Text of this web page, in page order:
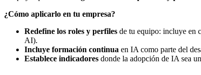
¿Cómo aplicarlo en tu empresa?
Redefine los roles y perfiles de tu equipo: incluye en
AI).
Incluye formación continua en IA como parte del
Establece indicadores donde la adopción de IA sea